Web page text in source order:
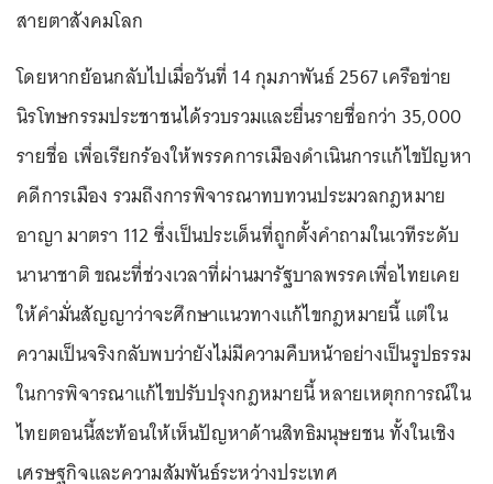
สายตาสังคมโลก
โดยหากย้อนกลับไปเมื่อวันที่ 14 กุมภาพันธ์ 2567 เครือข่าย
นิรโทษกรรมประชาชนได้รวบรวมและยื่นรายชื่อกว่า 35,000
รายชื่อ เพื่อเรียกร้องให้พรรคการเมืองดำเนินการแก้ไขปัญหา
คดีการเมือง รวมถึงการพิจารณาทบทวนประมวลกฎหมาย
อาญา มาตรา 112 ซึ่งเป็นประเด็นที่ถูกตั้งคำถามในเวทีระดับ
นานาชาติ ขณะที่ช่วงเวลาที่ผ่านมารัฐบาลพรรคเพื่อไทยเคย
ให้คำมั่นสัญญาว่าจะศึกษาแนวทางแก้ไขกฎหมายนี้ แต่ใน
ความเป็นจริงกลับพบว่ายังไม่มีความคืบหน้าอย่างเป็นรูปธรรม
ในการพิจารณาแก้ไขปรับปรุงกฎหมายนี้ หลายเหตุกการณ์ใน
ไทยตอนนี้สะท้อนให้เห็นปัญหาด้านสิทธิมนุษยชน ทั้งในเชิง
เศรษฐกิจและความสัมพันธ์ระหว่างประเทศ